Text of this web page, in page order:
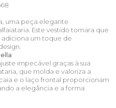
uma peça elegante
Este vestido tomara que
adiciona um toque de
impecável graças à sua
que molda e valoriza a
e o laço frontal proporcionam
a elegância e a forma